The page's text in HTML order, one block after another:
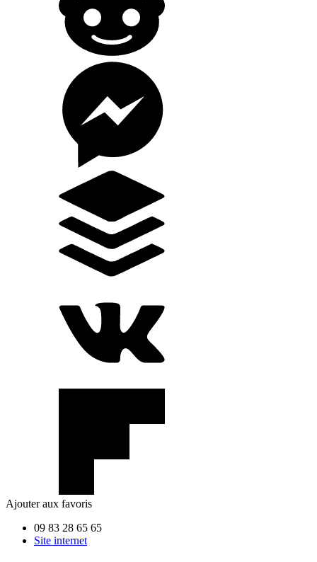
Ajouter aux favoris
09 83 28 65 65
Site internet